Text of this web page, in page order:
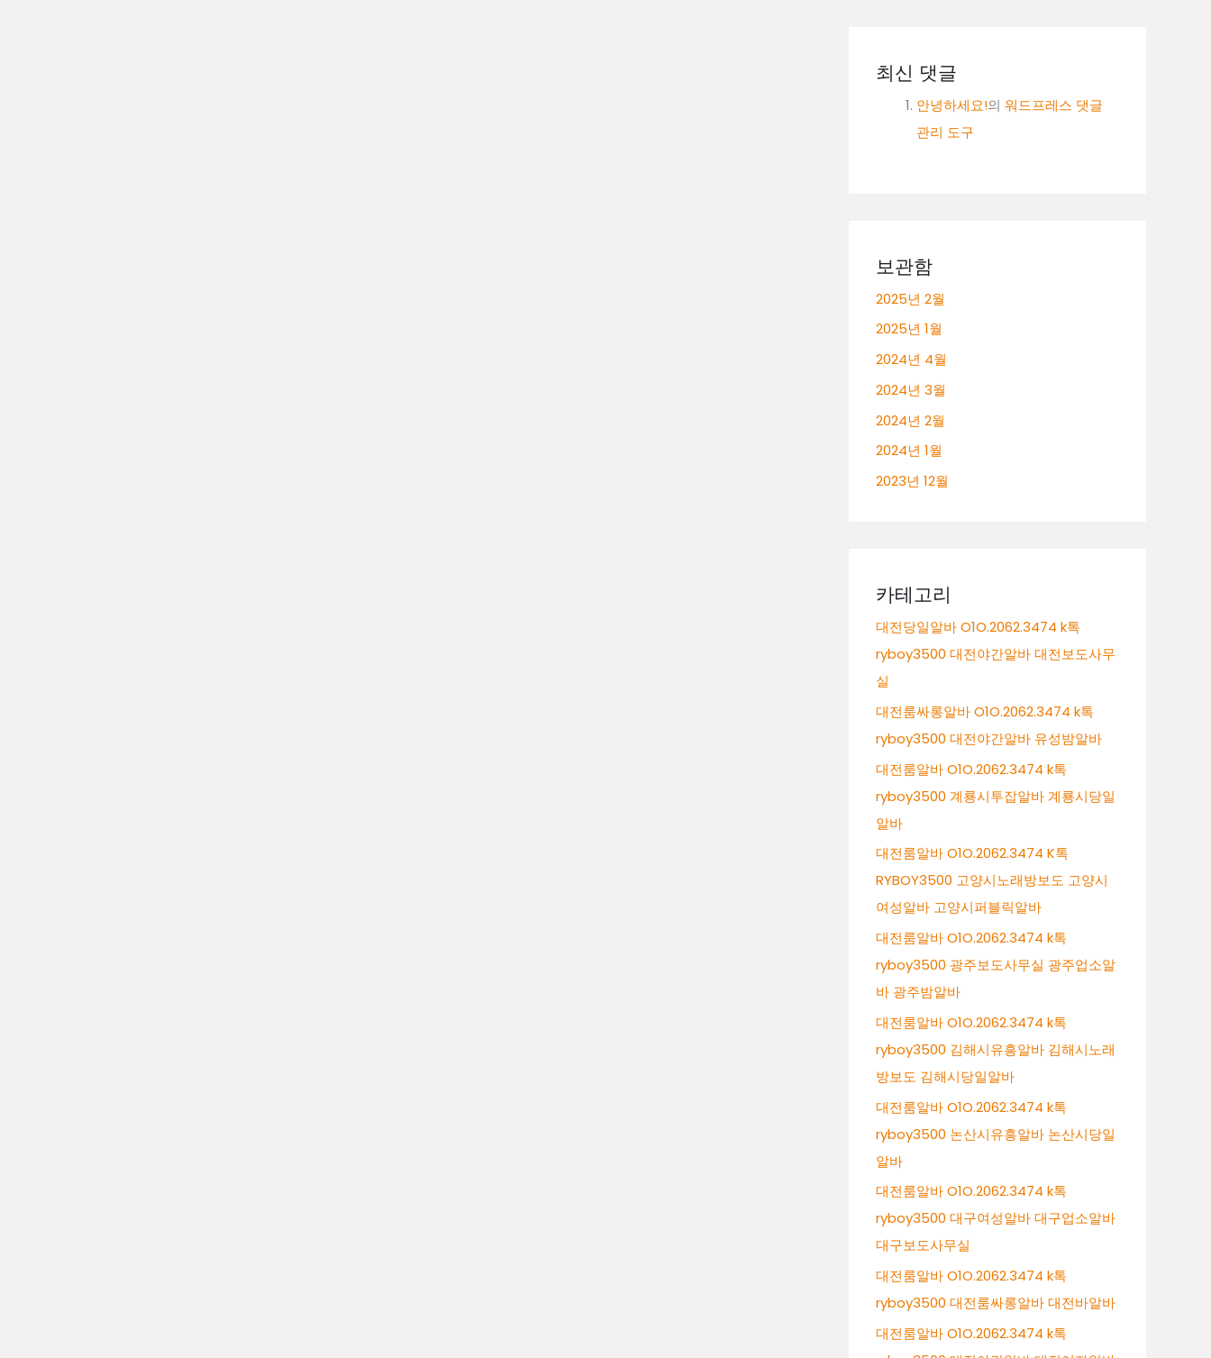
최신 댓글
안녕하세요!의 워드프레스 댓글
관리 도구
보관함
2025년 2월
2025년 1월
2024년 4월
2024년 3월
2024년 2월
2024년 1월
2023년 12월
카테고리
대전당일알바 O1O.2062.3474 k톡
ryboy3500 대전야간알바 대전보도사무
실
대전룸싸롱알바 O1O.2062.3474 k톡
ryboy3500 대전야간알바 유성밤알바
대전룸알바 O1O.2062.3474 k톡
ryboy3500 계룡시투잡알바 계룡시당일
알바
대전룸알바 O1O.2062.3474 K톡
RYBOY3500 고양시노래방보도 고양시
여성알바 고양시퍼블릭알바
대전룸알바 O1O.2062.3474 k톡
ryboy3500 광주보도사무실 광주업소알
바 광주밤알바
대전룸알바 O1O.2062.3474 k톡
ryboy3500 김해시유흥알바 김해시노래
방보도 김해시당일알바
대전룸알바 O1O.2062.3474 k톡
ryboy3500 논산시유흥알바 논산시당일
알바
대전룸알바 O1O.2062.3474 k톡
ryboy3500 대구여성알바 대구업소알바
대구보도사무실
대전룸알바 O1O.2062.3474 k톡
ryboy3500 대전룸싸롱알바 대전바알바
대전룸알바 O1O.2062.3474 k톡